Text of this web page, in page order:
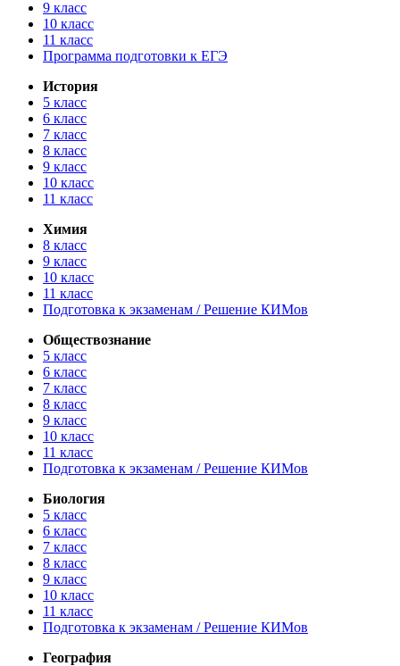
9 класс
10 класс
11 класс
Программа подготовки к ЕГЭ
История
5 класс
6 класс
7 класс
8 класс
9 класс
10 класс
11 класс
Химия
8 класс
9 класс
10 класс
11 класс
Подготовка к экзаменам / Решение КИМов
Обществознание
5 класс
6 класс
7 класс
8 класс
9 класс
10 класс
11 класс
Подготовка к экзаменам / Решение КИМов
Биология
5 класс
6 класс
7 класс
8 класс
9 класс
10 класс
11 класс
Подготовка к экзаменам / Решение КИМов
География